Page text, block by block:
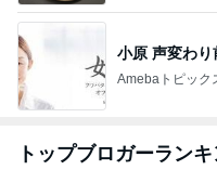
小原 声変わ
Amebaトピック
トップブロガーラン